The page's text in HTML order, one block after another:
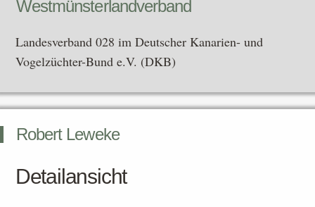
Westmünsterlandverband
Landesverband 028 im Deutscher Kanarien- und
Vogelzüchter-Bund e.V. (DKB)
Robert Leweke
Detailansicht